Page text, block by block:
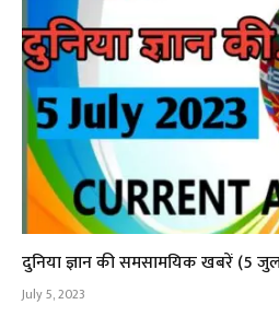
दुनिया ज्ञान की समसामयिक खबरें (5
July 5, 2023